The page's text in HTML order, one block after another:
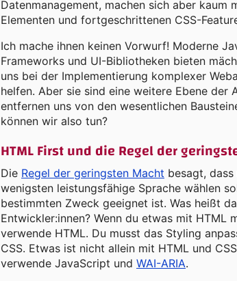
Datenmanagement, machen sich aber kaum
Elementen und fortgeschrittenen CSS-
Ich mache ihnen keinen Vorwurf! Moderne
Frameworks und UI-Bibliotheken bieten
uns bei der Implementierung komplexer
helfen. Aber sie sind eine weitere Ebene der
entfernen uns von den wesentlichen
können wir also tun?
HTML First und die Regel der
Die Regel der geringsten Macht besagt,
wenigsten leistungsfähige Sprache wählen
bestimmten Zweck geeignet ist. Was heißt
Entwickler:innen? Wenn du etwas mit HTML
verwende HTML. Du musst das Styling
CSS. Etwas ist nicht allein mit HTML und
verwende JavaScript und WAI-ARIA.